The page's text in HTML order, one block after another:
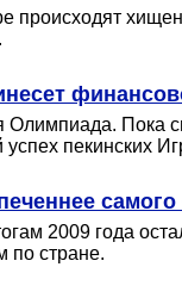
происходят
Пока
пекинских
самого
2009 года
по стране.